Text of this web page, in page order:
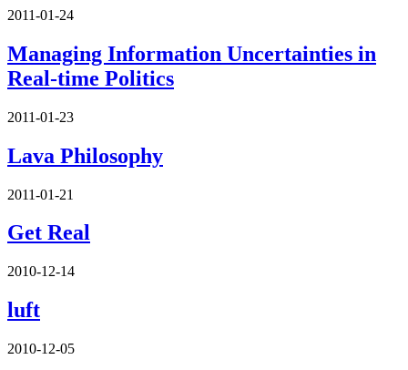
2011-01-24
Managing Information Uncertainties in
Real-time Politics
2011-01-23
Lava Philosophy
2011-01-21
Get Real
2010-12-14
luft
2010-12-05